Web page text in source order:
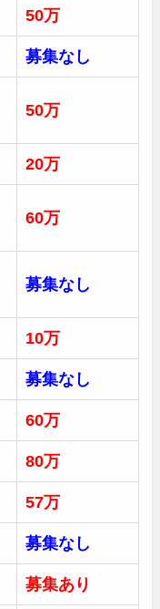
50万
募集なし
50万
20万
60万
募集なし
10万
募集なし
60万
80万
57万
募集なし
募集あり